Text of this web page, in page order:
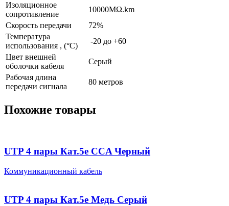
Изоляционное
сопротивление
10000MΩ.km
Скорость передачи
72%
Температура
использования , (°C)
-20 до +60
Цвет внешней
оболочки кабеля
Серый
Рабочая длина
передачи сигнала
80 метров
Похожие товары
UTP 4 пары Кат.5e CCA Черный
Коммуникационный кабель
UTP 4 пары Кат.5e Медь Серый